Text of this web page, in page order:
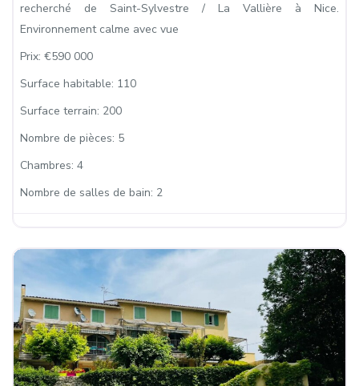
recherché de Saint-Sylvestre / La Vallière à Nice.
Environnement calme avec vue
Prix: €590 000
Surface habitable: 110
Surface terrain: 200
Nombre de pièces: 5
Chambres: 4
Nombre de salles de bain: 2